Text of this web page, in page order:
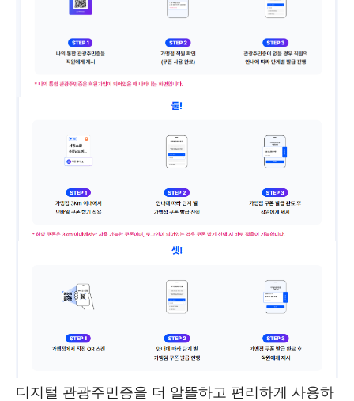
디지털 관광주민증을 더 알뜰하고 편리하게 사용하